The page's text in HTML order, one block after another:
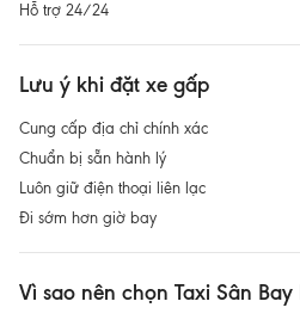
Hỗ trợ 24/24
Lưu ý khi đặt xe gấp
Cung cấp địa chỉ chính xác
Chuẩn bị sẵn hành lý
Luôn giữ điện thoại liên lạc
Đi sớm hơn giờ bay
Vì sao nên chọn Taxi Sân